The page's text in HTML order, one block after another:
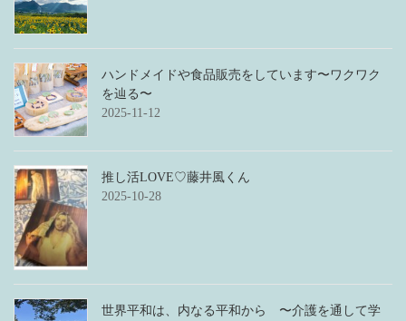
ハンドメイドや食品販売をしています〜ワクワク
を辿る〜
2025-11-12
推し活LOVE♡藤井風くん
2025-10-28
世界平和は、内なる平和から 〜介護を通して学